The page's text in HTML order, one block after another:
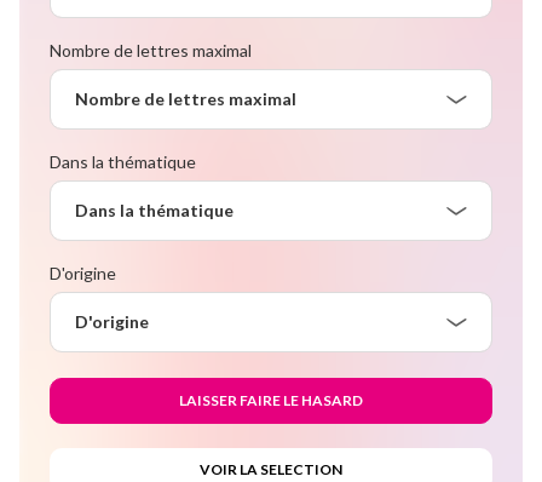
Nombre de lettres maximal
Nombre de lettres maximal
Dans la thématique
Dans la thématique
D'origine
D'origine